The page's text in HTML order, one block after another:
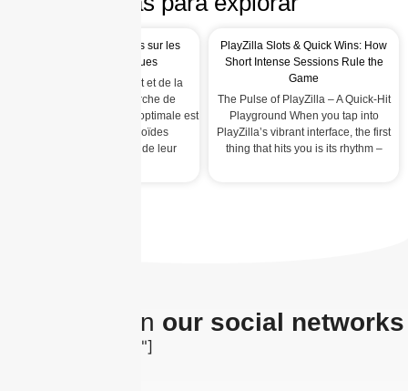
Les effets des stéroïdes sur les
cellules énergétiques
Dans le monde du sport et de la
musculation, la recherche de
performance et d’énergie optimale est
primordiale. Les stéroïdes
anabolisants, au-delà de leur
PlayZilla Slots & Quick Wins: How
Short Intense Sessions Rule the
Game
The Pulse of PlayZilla – A Quick‑Hit
Playground When you tap into
PlayZilla’s vibrant interface, the first
thing that hits you is its rhythm –
The latest on our social networks
[insta-gallery id="0"]